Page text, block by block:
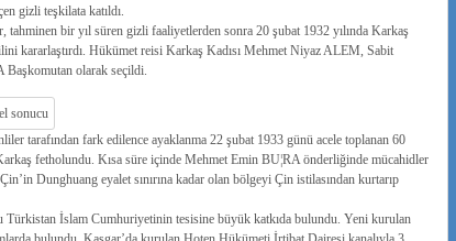
gizli teşkilata katıldı.
bir yıl süren gizli faaliyetlerden sonra 20 şubat 1932 yılında Karkaş
kararlaştırdı. Hükümet reisi Karkaş Kadısı Mehmet Niyaz ALEM, Sabit
olarak seçildi.
tarafından fark edilence ayaklanma 22 şubat 1933 günü acele toplanan 60
fetholundu. Kısa süre içinde Mehmet Emin BU¦RA önderliğinde mücahidler
Dunghuang eyalet sınırına kadar olan bölgeyi Çin istilasından kurtarıp
Türkistan İslam Cumhuriyetinin tesisine büyük katkıda bulundu. Yeni kurulan